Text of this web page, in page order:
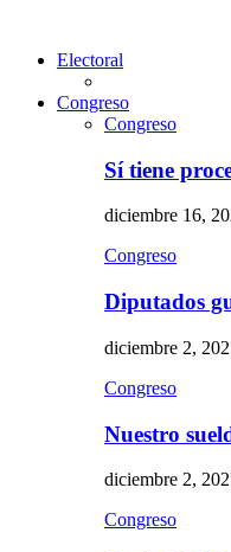
Electoral
Congreso
Congreso
Sí tiene
diciembre 16,
Congreso
Diputados
diciembre 2,
Congreso
Nuestro
diciembre 2,
Congreso